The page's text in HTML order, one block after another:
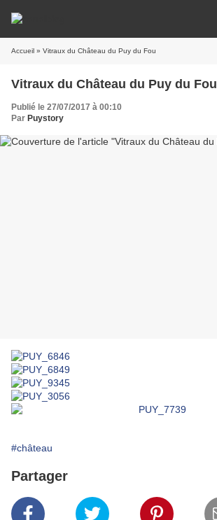
Accueil » Vitraux du Château du Puy du Fou
Vitraux du Château du Puy du Fou
Publié le 27/07/2017 à 00:10
Par Puystory
#château
Partager